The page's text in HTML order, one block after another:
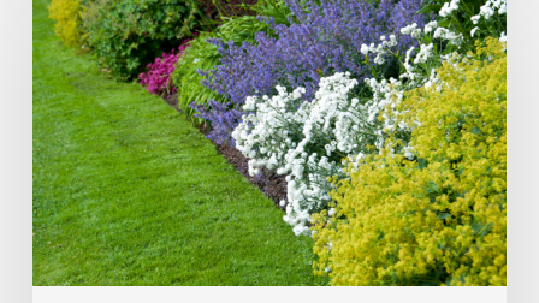
de
plagas
en
jardines
de
Rivas:
cómo
mantener
las